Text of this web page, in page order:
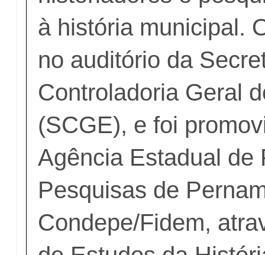
à história municipal.
no auditório da
Controladoria Geral
(SCGE), e foi
Agência Estadual de
Pesquisas de
Condepe/Fidem,